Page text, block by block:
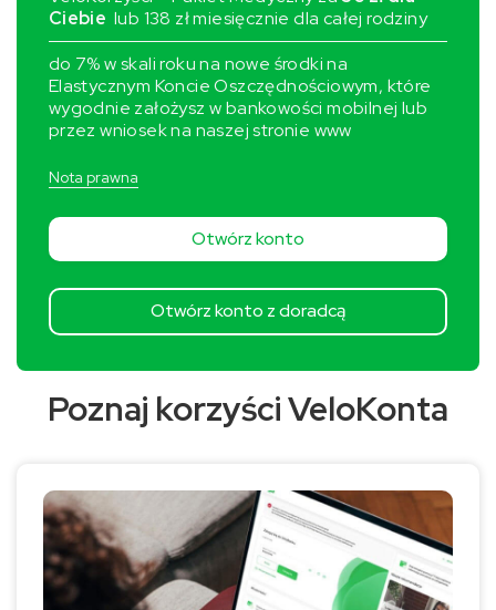
Ciebie lub 138 zł miesięcznie dla całej rodziny
do 7% w skali roku na nowe środki na
Elastycznym Koncie Oszczędnościowym, które
wygodnie założysz w bankowości mobilnej lub
przez wniosek na naszej stronie www
Nota prawna
Otwórz konto
Otwórz konto z doradcą
Poznaj korzyści VeloKonta